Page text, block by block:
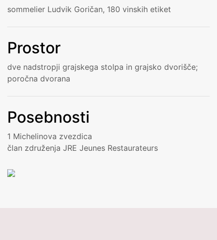
sommelier Ludvik Goričan, 180 vinskih etiket
Prostor
dve nadstropji grajskega stolpa in grajsko dvorišče;
poročna dvorana
Posebnosti
1 Michelinova zvezdica
član združenja JRE Jeunes Restaurateurs